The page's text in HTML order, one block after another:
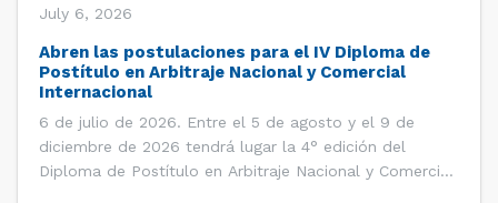
July 6, 2026
Abren las postulaciones para el IV Diploma de
Postítulo en Arbitraje Nacional y Comercial
Internacional
6 de julio de 2026. Entre el 5 de agosto y el 9 de
diciembre de 2026 tendrá lugar la 4° edición del
Diploma de Postítulo en Arbitraje Nacional y Comercial